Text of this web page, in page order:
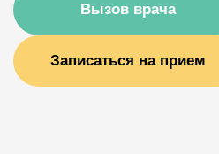
Вызов врача
Записаться на прием